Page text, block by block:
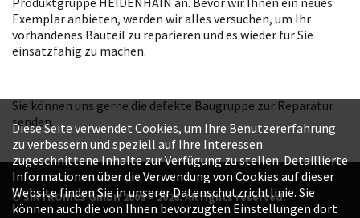
Exemplar anbieten, werden wir alles versuchen, um Ihr
vorhandenes Bauteil zu reparieren und es wieder für Sie
einsatzfähig zu machen.
Sie können uns gerne die defekte Baugruppe zur Reparatur
senden.
© SINTRONICS GmbH 2008 – 2026. All rights reserved.
Diese Seite verwendet Cookies, um Ihre Benutzererfahrung
zu verbessern und speziell auf Ihre Interessen
zugeschnittene Inhalte zur Verfügung zu stellen. Detaillierte
Informationen über die Verwendung von Cookies auf dieser
Website finden Sie in unserer Datenschutzrichtlinie. Sie
können auch die von Ihnen bevorzugten Einstellungen dort